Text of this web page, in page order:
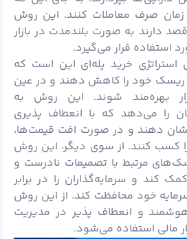
زمان صرف معاملات کنند. این روش
دارند به صورت بلندمدت در بازار
استفاده قرار می‌گیرد.
خرید پله‌ای این است که
ریسک خود را کاهش دهند و در عین
بهره‌مند شوند. این روش به
را می‌دهد که با انعطاف پذیری
نشان دهند و در صورت افت قیمت‌ها،
کسب کنند. از سوی دیگر، این روش
مرتبط با تصمیمات نادرست و
کند و سرمایه‌گذاران را در برابر
خود محافظت کند. از این روش
و انعطاف پذیر در مدیریت
مالی استفاده می‌شود.